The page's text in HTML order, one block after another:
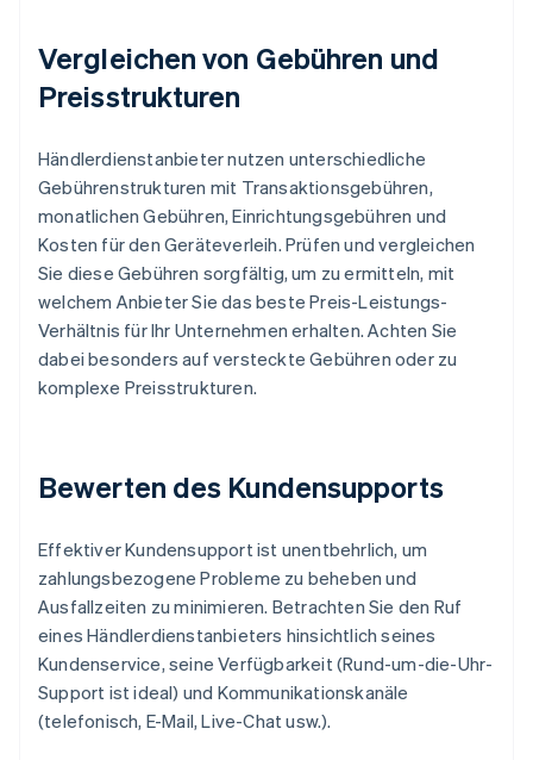
Vergleichen von Gebühren und
Preisstrukturen
Händlerdienstanbieter nutzen unterschiedliche
Gebührenstrukturen mit Transaktionsgebühren,
monatlichen Gebühren, Einrichtungsgebühren und
Kosten für den Geräteverleih. Prüfen und vergleichen
Sie diese Gebühren sorgfältig, um zu ermitteln, mit
welchem Anbieter Sie das beste Preis-Leistungs-
Verhältnis für Ihr Unternehmen erhalten. Achten Sie
dabei besonders auf versteckte Gebühren oder zu
komplexe Preisstrukturen.
Bewerten des Kundensupports
Effektiver Kundensupport ist unentbehrlich, um
zahlungsbezogene Probleme zu beheben und
Ausfallzeiten zu minimieren. Betrachten Sie den Ruf
eines Händlerdienstanbieters hinsichtlich seines
Kundenservice, seine Verfügbarkeit (Rund-um-die-Uhr-
Support ist ideal) und Kommunikationskanäle
(telefonisch, E-Mail, Live-Chat usw.).